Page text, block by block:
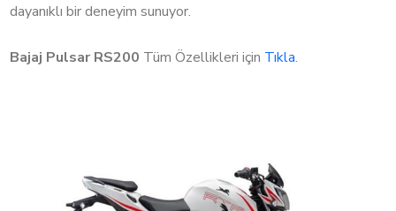
dayanıklı bir deneyim sunuyor.
Bajaj Pulsar RS200 Tüm Özellikleri için Tıkla.